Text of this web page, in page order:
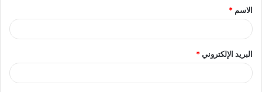
*
الاسم *
البريد الإلكتروني*